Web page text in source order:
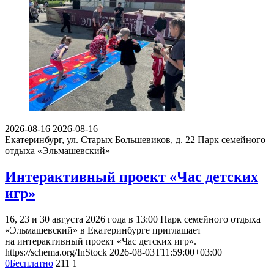
2026-08-16 2026-08-16
Екатеринбург, ул. Старых Большевиков, д. 22 Парк семейного
отдыха «Эльмашевский»
Интерактивный проект «Час детских
игр»
16, 23 и 30 августа 2026 года в 13:00 Парк семейного отдыха
«Эльмашевский» в Екатеринбурге приглашает
на интерактивный проект «Час детских игр».
https://schema.org/InStock 2026-08-03T11:59:00+03:00
0Бесплатно 211 1